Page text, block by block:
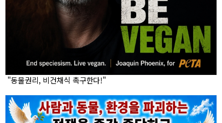
"동물권리, 비건채식 촉구한다!"